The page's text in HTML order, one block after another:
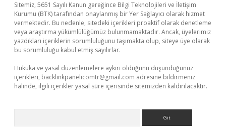
Sitemiz, 5651 Sayılı Kanun gereğince Bilgi Teknolojileri ve İletişim
Kurumu (BTK) tarafından onaylanmış bir Yer Sağlayıcı olarak hizmet
vermektedir. Bu nedenle, sitedeki içerikleri proaktif olarak denetleme
veya araştırma yükümlülüğümüz bulunmamaktadır. Ancak, üyelerimiz
yazdıkları içeriklerin sorumluluğunu taşımakta olup, siteye üye olarak
bu sorumluluğu kabul etmiş sayılırlar.
Hukuka ve yasal düzenlemelere aykırı olduğunu düşündüğünüz
içerikleri, backlinkpanelicomtr@gmail.com adresine bildirmeniz
halinde, ilgili içerikler yasal süre içerisinde sitemizden kaldırılacaktır.